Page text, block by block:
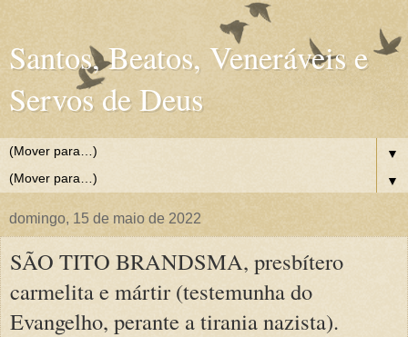
Santos, Beatos, Veneráveis e
Servos de Deus
▼
▼
domingo, 15 de maio de 2022
SÃO TITO BRANDSMA, presbítero
carmelita e mártir (testemunha do
Evangelho, perante a tirania nazista).